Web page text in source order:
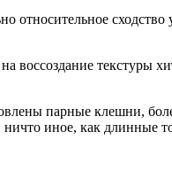
относительное
воссоздание текстуры
парные клешни,
иное, как длинные